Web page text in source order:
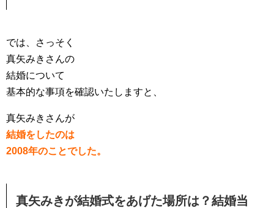
では、さっそく
真矢みきさんの
結婚について
基本的な事項を確認いたしますと、
真矢みきさんが
結婚をしたのは
2008年のことでした。
真矢みきが結婚式をあげた場所は？結婚当